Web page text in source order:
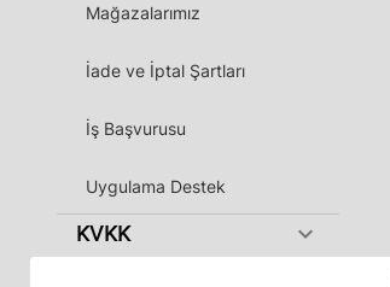
Mağazalarımız
İade ve İptal Şartları
İş Başvurusu
Uygulama Destek
KVKK keyboard_arrow_down